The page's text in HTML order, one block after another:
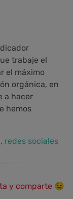
trabaje el
el máximo
orgánica, en
a hacer
hemos
, redes sociales
y comparte 😉